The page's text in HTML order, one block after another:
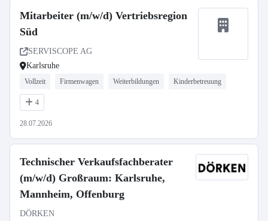
Mitarbeiter (m/w/d) Vertriebsregion
Süd
SERVISCOPE AG
Karlsruhe
Vollzeit Firmenwagen Weiterbildungen Kinderbetreuung
4
28.07.2026
Technischer Verkaufsfachberater
(m/w/d) Großraum: Karlsruhe,
Mannheim, Offenburg
DÖRKEN